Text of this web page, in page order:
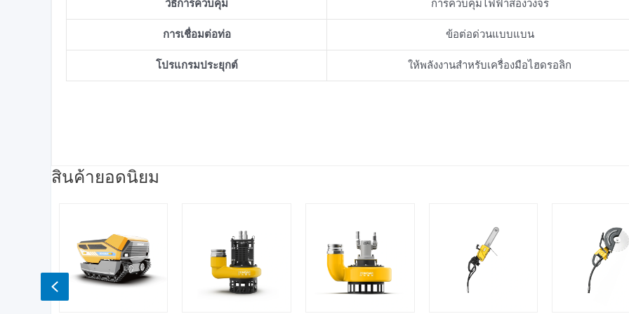
วิธีการควบคุม การควบคุมไฟฟ้าสองวงจร
การเชื่อมต่อท่อ ข้อต่อด่วนแบบแบน
โปรแกรมประยุกต์ ให้พลังงานสําหรับเครื่องมือไฮดรอลิก
สินค้ายอดนิยม
Previous